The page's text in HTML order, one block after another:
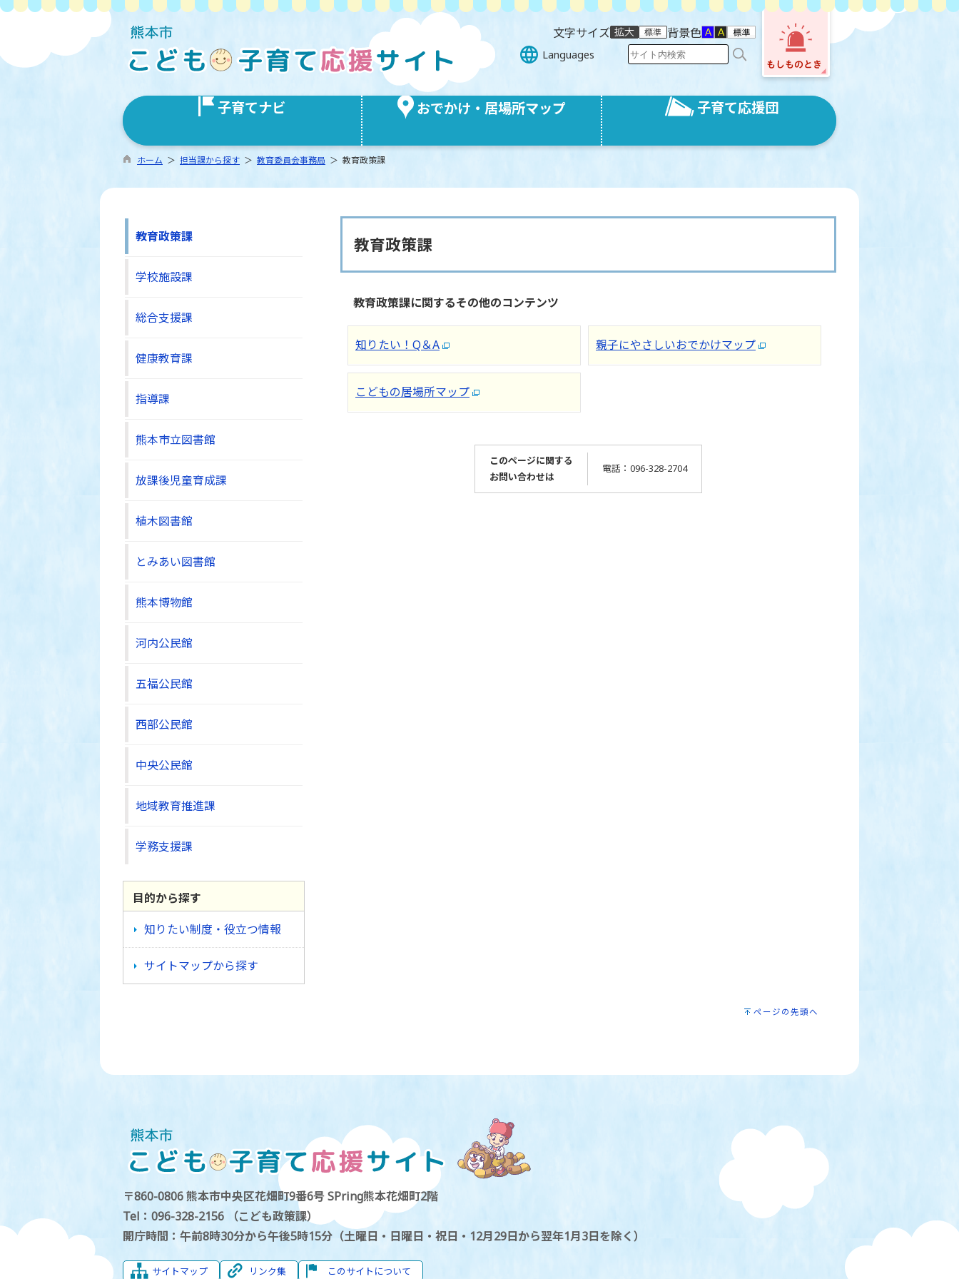
文字サイズ 背景色
Languages
子育てナビ おでかけ・居場所マップ 子育て応援団
ホーム ＞ 担当課から探す ＞ 教育委員会事務局 ＞ 教育政策課
教育政策課
教育政策課に関するその他のコンテンツ
知りたい！Q＆A 親子にやさしいおでかけマップ
こどもの居場所マップ
このページに関する
お問い合わせは
電話：096-328-2704
教育政策課
学校施設課
総合支援課
健康教育課
指導課
熊本市立図書館
放課後児童育成課
植木図書館
とみあい図書館
熊本博物館
河内公民館
五福公民館
西部公民館
中央公民館
地域教育推進課
学務支援課
目的から探す
知りたい制度・役立つ情報
サイトマップから探す
ページの先頭へ
〒860-0806 熊本市中央区花畑町9番6号 SPring熊本花畑町2階
Tel：096-328-2156 （こども政策課）
開庁時間：午前8時30分から午後5時15分（土曜日・日曜日・祝日・12月29日から翌年1月3日を除く）
サイトマップ リンク集 このサイトについて